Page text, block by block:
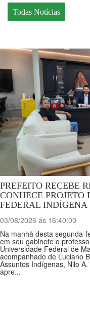
Todas Notícias
PREFEITO RECEBE
CONHECE
FEDERAL INDÍGENA
03/08/2026 ás 16:40:00
Na manhã desta segunda-
em seu gabinete o
Universidade Federal de
acompanhado de Luciano
Assuntos Indígenas, Nilo
apre...